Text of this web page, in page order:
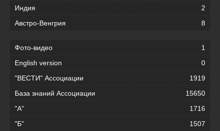
Индия
2
Австро-Венгрия
8
Фото-видео
1
English version
0
"ВЕСТИ" Ассоциации
1919
База знаний Ассоциации
15650
"А"
1716
"Б"
1507